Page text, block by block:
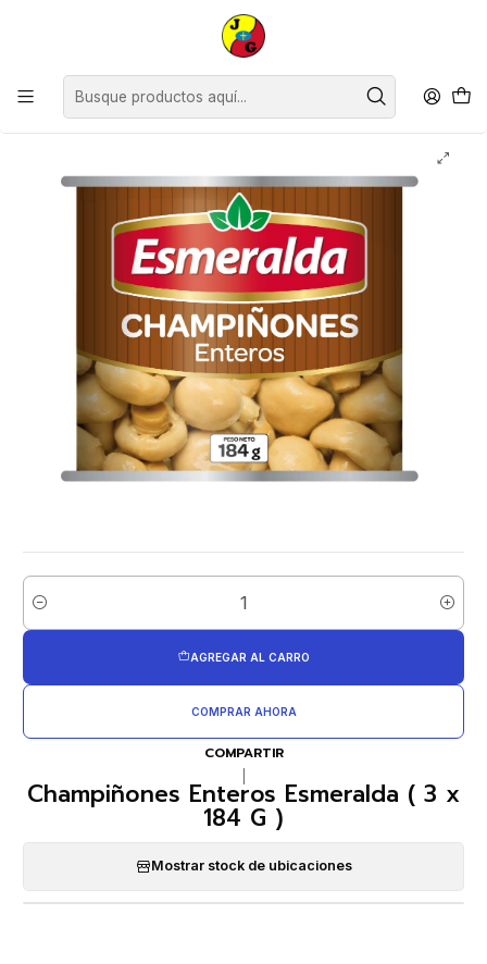
Disponible sólo Retiro en Tienda Osorno.
Conservas
Champiñones Enteros Esmeralda ( 3 x 184 G )
Cantidad
AGREGAR AL CARRO
COMPRAR AHORA
COMPARTIR
Champiñones Enteros Esmeralda ( 3 x
184 G )
Mostrar stock de ubicaciones